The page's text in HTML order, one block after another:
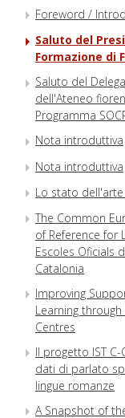
Foreword /
Saluto del
Formazione di
Saluto del
dell'Ateneo
Programma
Nota introduttiva
Nota introduttiva
Lo stato
The Common
of Reference for
Escoles Oficials
Catalonia
Improving
Learning through
Centres
Il progetto IST C-
dati di parlato
lingue romanze
A Snapshot of